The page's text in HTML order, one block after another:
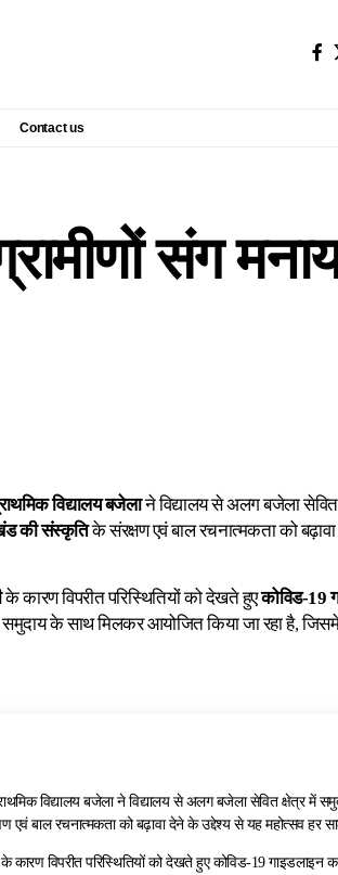
Contact us
संग मनाया
विद्यालय बजेलाने विद्यालय से अलग बजेला
की संस्कृतिके संरक्षण एवं बाल रचनात्मकता को
के कारण विपरीत परिस्थितियों को देखते हुएकोविड-19
के साथ मिलकर आयोजित किया जा रहा है, जिसमें
विद्यालय बजेला ने विद्यालय से अलग बजेला सेवित क्षेत्र में
एवं बाल रचनात्मकता को बढ़ावा देने के उद्देश्य से यह महोत्सव हर
के कारण विपरीत परिस्थितियों को देखते हुए कोविड-19